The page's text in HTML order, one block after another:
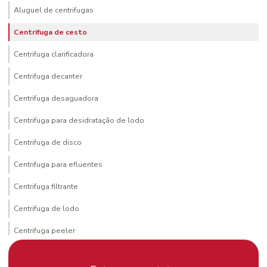
Aluguel de centrifugas
Centrifuga de cesto
Centrifuga clarificadora
Centrifuga decanter
Centrifuga desaguadora
Centrifuga para desidratação de lodo
Centrifuga de disco
Centrifuga para efluentes
Centrifuga filtrante
Centrifuga de lodo
Centrifuga peeler